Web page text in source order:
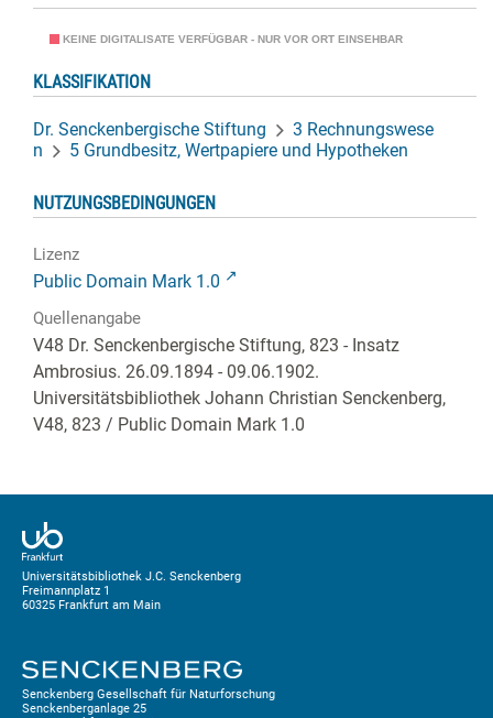
KEINE DIGITALISATE VERFÜGBAR - NUR VOR ORT EINSEHBAR
KLASSIFIKATION
Dr. Senckenbergische Stiftung
3 Rechnungswese
n
5 Grundbesitz, Wertpapiere und Hypotheken
NUTZUNGSBEDINGUNGEN
Lizenz
Public Domain Mark 1.0
Quellenangabe
V48 Dr. Senckenbergische Stiftung, 823 - Insatz
Ambrosius. 26.09.1894 - 09.06.1902.
Universitätsbibliothek Johann Christian Senckenberg,
V48, 823 / Public Domain Mark 1.0
Universitätsbibliothek J.C. Senckenberg
Freimannplatz 1
60325 Frankfurt am Main
Senckenberg Gesellschaft für Naturforschung
Senckenberganlage 25